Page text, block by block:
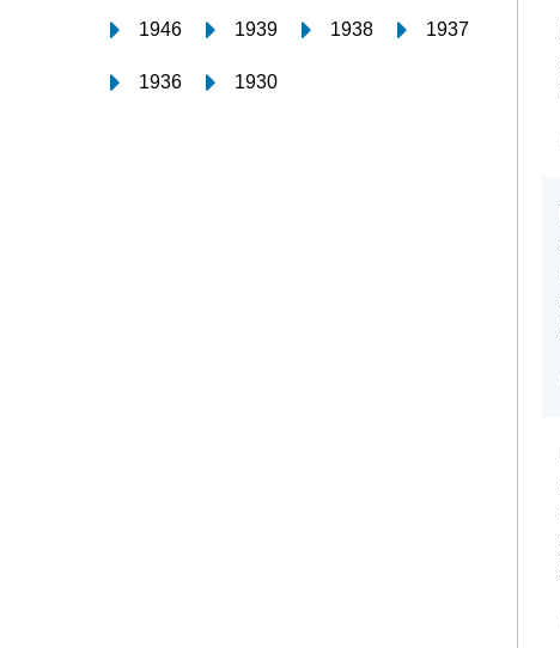
1946 1939 1938 1937
1936 1930